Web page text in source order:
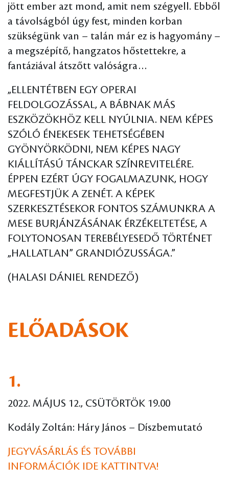
jött ember azt mond, amit nem szégyell. Ebből
a távolságból úgy fest, minden korban
szükségünk van – talán már ez is hagyomány –
a megszépítő, hangzatos hőstettekre, a
fantáziával átszőtt valóságra…
„ELLENTÉTBEN EGY OPERAI
FELDOLGOZÁSSAL, A BÁBNAK MÁS
ESZKÖZÖKHÖZ KELL NYÚLNIA. NEM KÉPES
SZÓLÓ ÉNEKESEK TEHETSÉGÉBEN
GYÖNYÖRKÖDNI, NEM KÉPES NAGY
KIÁLLÍTÁSÚ TÁNCKAR SZÍNREVITELÉRE.
ÉPPEN EZÉRT ÚGY FOGALMAZUNK, HOGY
MEGFESTJÜK A ZENÉT. A KÉPEK
SZERKESZTÉSEKOR FONTOS SZÁMUNKRA A
MESE BURJÁNZÁSÁNAK ÉRZÉKELTETÉSE, A
FOLYTONOSAN TEREBÉLYESEDŐ TÖRTÉNET
„HALLATLAN” GRANDIÓZUSSÁGA.”
(HALASI DÁNIEL RENDEZŐ)
ELŐADÁSOK
1.
2022. MÁJUS 12., CSÜTÖRTÖK 19.00
Kodály Zoltán: Háry János – Díszbemutató
JEGYVÁSÁRLÁS ÉS TOVÁBBI
INFORMÁCIÓK IDE KATTINTVA!